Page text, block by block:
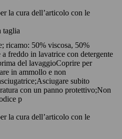
la cura dell’articolo con le
ricamo: 50% viscosa, 50%
a freddo in lavatrice con detergente
del lavaggioCoprire per
in ammollo e non
Asciugare subito
con un panno protettivo;Non
p
la cura dell’articolo con le